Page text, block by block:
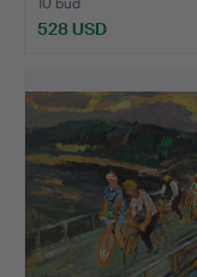
528 USD